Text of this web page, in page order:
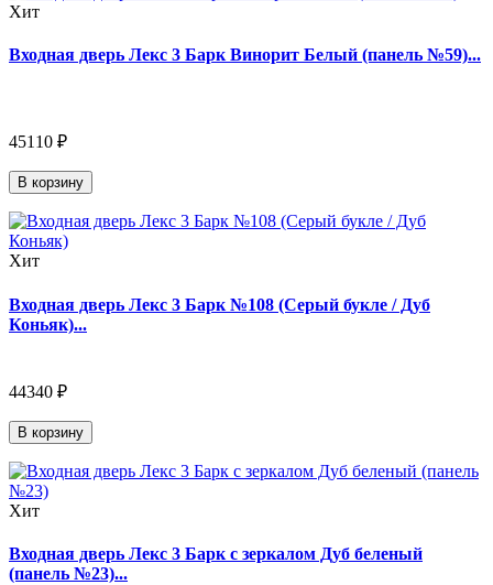
Хит
Входная дверь Лекс 3 Барк Винорит Белый (панель №59)...
45110 ₽
В корзину
Хит
Входная дверь Лекс 3 Барк №108 (Серый букле / Дуб
Коньяк)...
44340 ₽
В корзину
Хит
Входная дверь Лекс 3 Барк с зеркалом Дуб беленый
(панель №23)...